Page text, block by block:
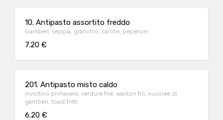
10. Antipasto assortito freddo
Gamberi, seppia, granchio, carote, peperoni
7.20 €
201. Antipasto misto caldo
Involtino primavera, verdure frie, wanton frii, nuvolee di
gamberi, toast fritti
6.20 €